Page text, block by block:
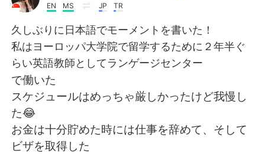
AI Grammar Checker
Русский
English 简体中文
繁體中文 Español
EN MS JP TR
久しぶりに日本語でモーメントを書いた！
私はヨーロッパ大学院で留学するために２年半ぐ
らい英語教師としてランゲージセンター
で働いた
スケジュールはめっちゃ厳しかったけど我慢し
た😂
お金は十分貯めた時には仕事を辞めて、そして
ビザを取得した